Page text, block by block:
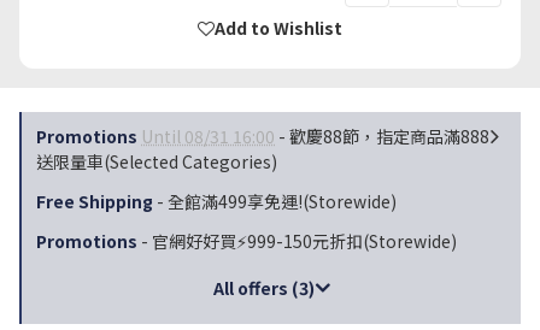
Add to Wishlist
Promotions Until 08/31 16:00 - 歡慶88節，指定商品滿888
送限量車(Selected Categories)
Free Shipping - 全館滿499享免運!(Storewide)
Promotions - 官網好好買⚡999-150元折扣(Storewide)
All offers (3)